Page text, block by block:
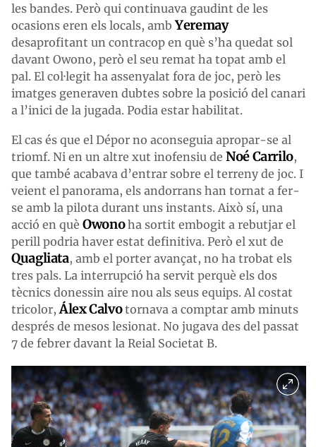
les bandes. Però qui continuava gaudint de les
ocasions eren els locals, ambYeremay
desaprofitant un contracop en què s’ha quedat sol
davant Owono, però el seu remat ha topat amb el
pal. El col·legit ha assenyalat fora de joc, però les
imatges generaven dubtes sobre la posició del canari
a l’inici de la jugada. Podia estar habilitat.
El cas és que el Dépor no aconseguia apropar-se al
triomf. Ni en un altre xut inofensiu de Noé Carrilo,
que també acabava d’entrar sobre el terreny de joc. I
veient el panorama, els andorrans han tornat a fer-
se amb la pilota durant uns instants. Això sí, una
acció en què Owonoha sortit embogit a rebutjar el
perill podria haver estat definitiva. Però el xut de
Quagliata, amb el porter avançat, no ha trobat els
tres pals. La interrupció ha servit perquè els dos
tècnics donessin aire nou als seus equips. Al costat
tricolor, Álex Calvotornava a comptar amb minuts
després de mesos lesionat. No jugava des del passat
7 de febrer davant la Reial Societat B.